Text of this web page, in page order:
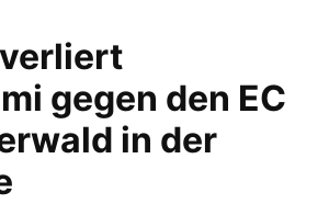
verliert
gegen den EC
in der